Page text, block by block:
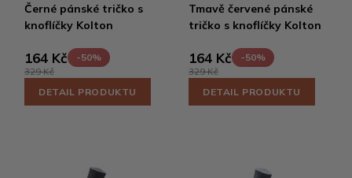
Černé pánské tričko s
knoflíčky Kolton
164 Kč
-50%
329 Kč
DETAIL PRODUKTU
Tmavě červené pánské
tričko s knoflíčky Kolton
164 Kč
-50%
329 Kč
DETAIL PRODUKTU